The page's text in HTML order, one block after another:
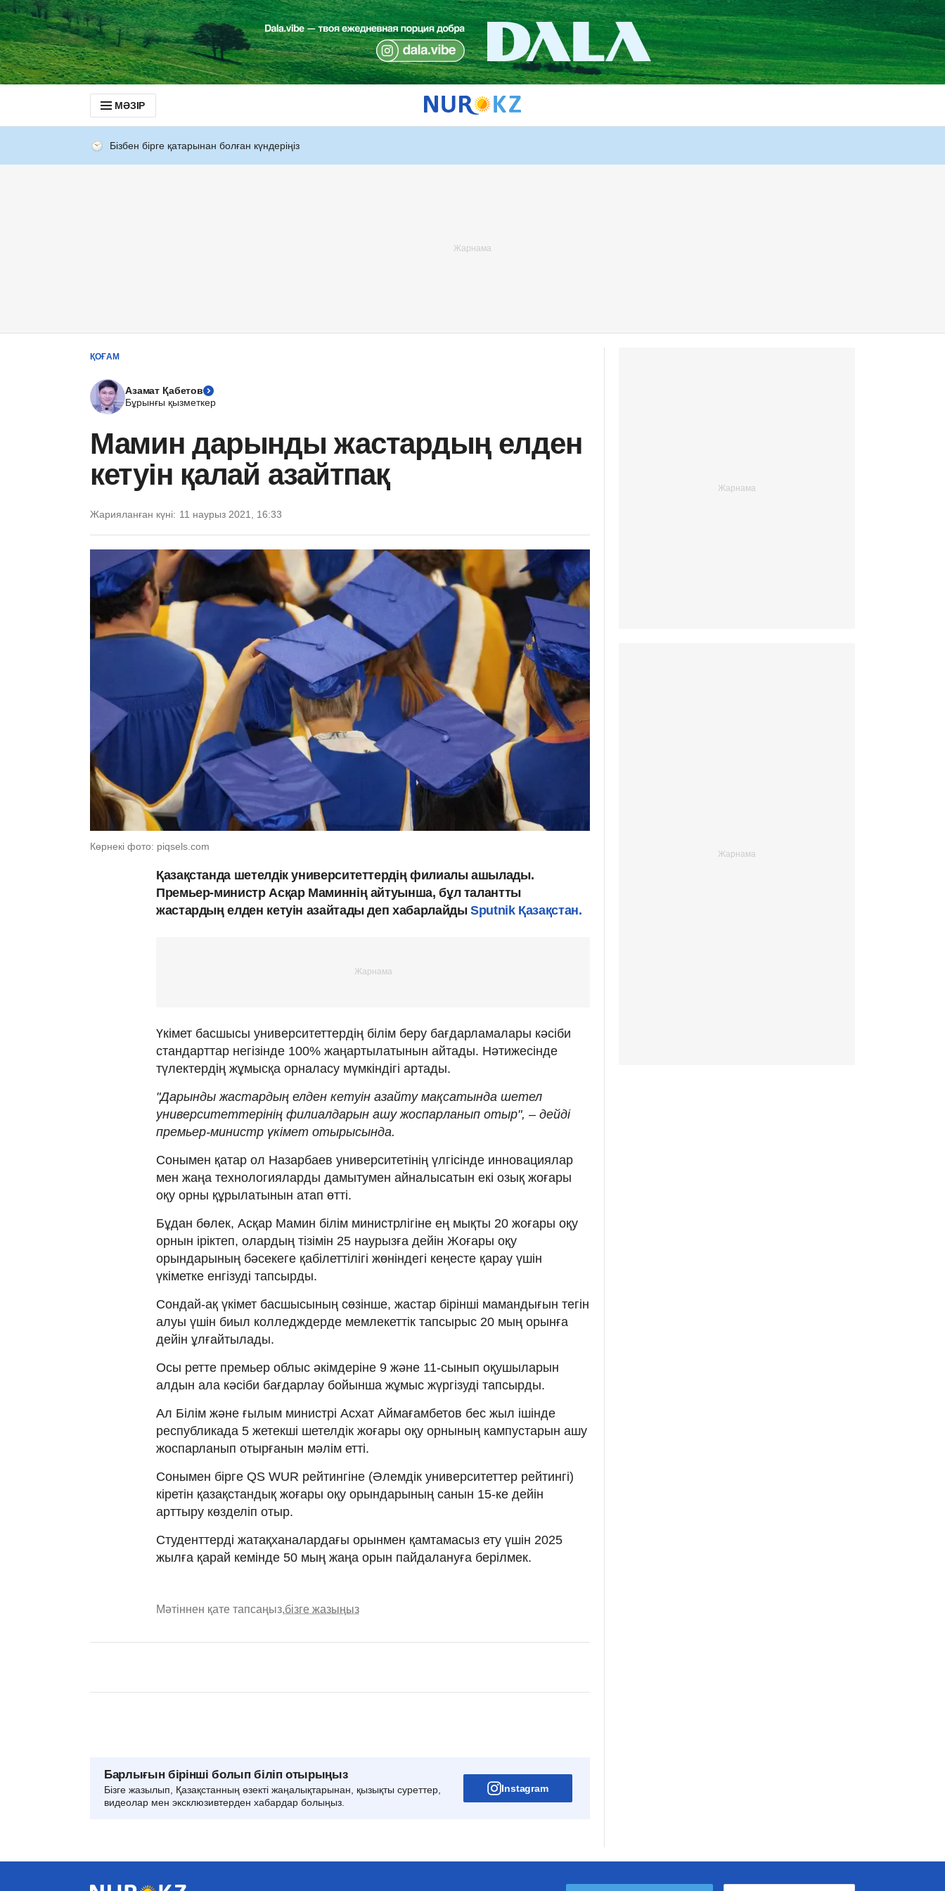
МӘЗІР
Бізбен бірге қатарынан болған күндеріңіз
ҚОҒАМ
Азамат Қабетов
Бұрынғы қызметкер
Мамин дарынды жастардың елден
кетуін қалай азайтпақ
Жарияланған күні: 11 наурыз 2021, 16:33
Көрнекі фото: piqsels.com
Қазақстанда шетелдік университеттердің филиалы ашылады.
Премьер-министр Асқар Маминнің айтуынша, бұл талантты
жастардың елден кетуін азайтады деп хабарлайдыSputnik Қазақстан.
Үкімет басшысы университеттердің білім беру бағдарламалары кәсіби
стандарттар негізінде 100% жаңартылатынын айтады. Нәтижесінде
түлектердің жұмысқа орналасу мүмкіндігі артады.
"Дарынды жастардың елден кетуін азайту мақсатында шетел
университеттерінің филиалдарын ашу жоспарланып отыр", – дейді
премьер-министр үкімет отырысында.
Сонымен қатар ол Назарбаев университетінің үлгісінде инновациялар
мен жаңа технологияларды дамытумен айналысатын екі озық жоғары
оқу орны құрылатынын атап өтті.
Бұдан бөлек, Асқар Мамин білім министрлігіне ең мықты 20 жоғары оқу
орнын іріктеп, олардың тізімін 25 наурызға дейін Жоғары оқу
орындарының бәсекеге қабілеттілігі жөніндегі кеңесте қарау үшін
үкіметке енгізуді тапсырды.
Сондай-ақ үкімет басшысының сөзінше, жастар бірінші мамандығын тегін
алуы үшін биыл колледждерде мемлекеттік тапсырыс 20 мың орынға
дейін ұлғайтылады.
Осы ретте премьер облыс әкімдеріне 9 және 11-сынып оқушыларын
алдын ала кәсіби бағдарлау бойынша жұмыс жүргізуді тапсырды.
Ал Білім және ғылым министрі Асхат Аймағамбетов бес жыл ішінде
республикада 5 жетекші шетелдік жоғары оқу орнының кампустарын ашу
жоспарланып отырғанын мәлім етті.
Сонымен бірге QS WUR рейтингіне (Әлемдік университеттер рейтингі)
кіретін қазақстандық жоғары оқу орындарының санын 15-ке дейін
арттыру көзделіп отыр.
Студенттерді жатақханалардағы орынмен қамтамасыз ету үшін 2025
жылға қарай кемінде 50 мың жаңа орын пайдалануға берілмек.
Мәтіннен қате тапсаңыз,бізге жазыңыз
Барлығын бірінші болып біліп отырыңыз
Бізге жазылып, Қазақстанның өзекті жаңалықтарынан, қызықты суреттер,
видеолар мен эксклюзивтерден хабардар болыңыз.
Instagram